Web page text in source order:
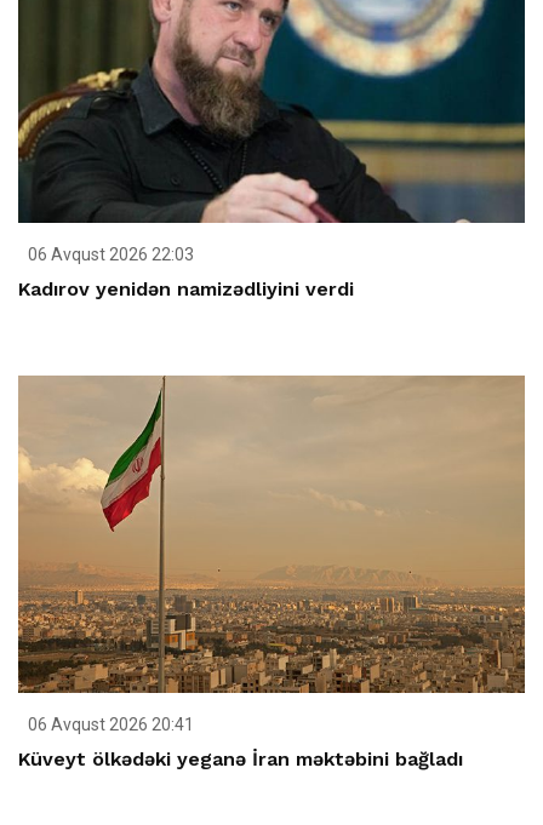
06 Avqust 2026 22:03
Kadırov yenidən namizədliyini verdi
06 Avqust 2026 20:41
Küveyt ölkədəki yeganə İran məktəbini bağladı